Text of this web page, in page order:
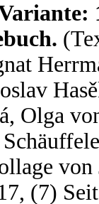
Olga
(7)